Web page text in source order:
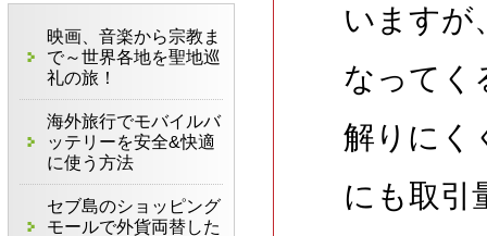
いますが
なってく
解りにく
にも取引
映画、音楽から宗教ま
で～世界各地を聖地巡
礼の旅！
海外旅行でモバイルバ
ッテリーを安全&快適
に使う方法
セブ島のショッピング
モールで外貨両替した